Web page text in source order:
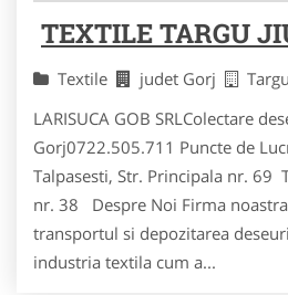
TEXTILE TARGU
Textile judet Gorj
LARISUCA GOB SRLColectare
Gorj0722.505.711 Puncte de
Talpasesti, Str. Principala nr. 69
nr. 38 Despre Noi Firma
transportul si depozitarea
industria textila cum a...